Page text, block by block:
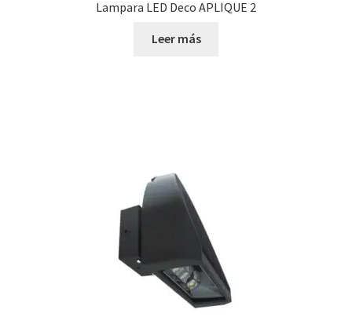
Lampara LED Deco APLIQUE 2
Leer más